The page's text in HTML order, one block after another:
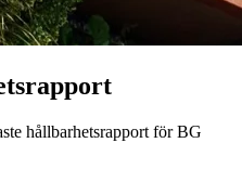
hållbarhetsrapport för BG